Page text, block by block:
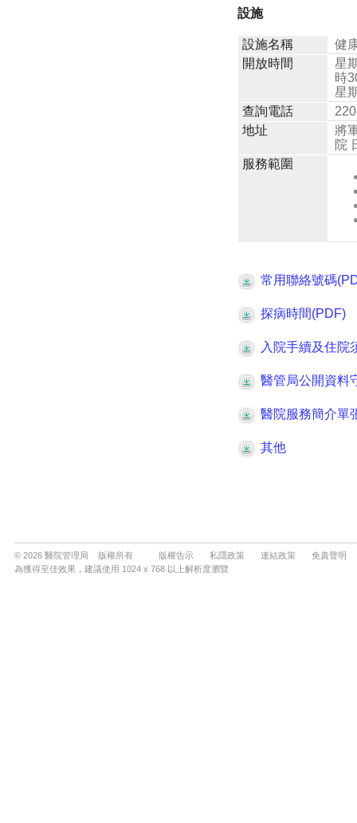
© 2026 醫院管理局 版權所有 版權告示 私隱政策 連結政策
免責聲明
為獲得至佳效果，建議使用 1024 x 768 以上解析度瀏覽